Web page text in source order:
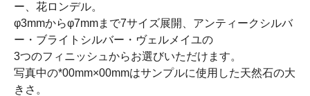
ー、花ロンデル。
φ3mmからφ7mmまで7サイズ展開、アンティークシルバ
ー・ブライトシルバー・ヴェルメイユの
3つのフィニッシュからお選びいただけます。
写真中の*00mm×00mmはサンプルに使用した天然石の大
きさ。